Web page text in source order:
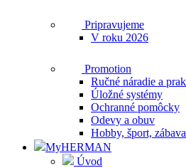
Pripravujeme
V roku 2026
Promotion
Ručné náradie a
Úložné systémy
Ochranné pomôcky
Odevy a obuv
Hobby, šport, zábava
MyHERMAN
Úvod